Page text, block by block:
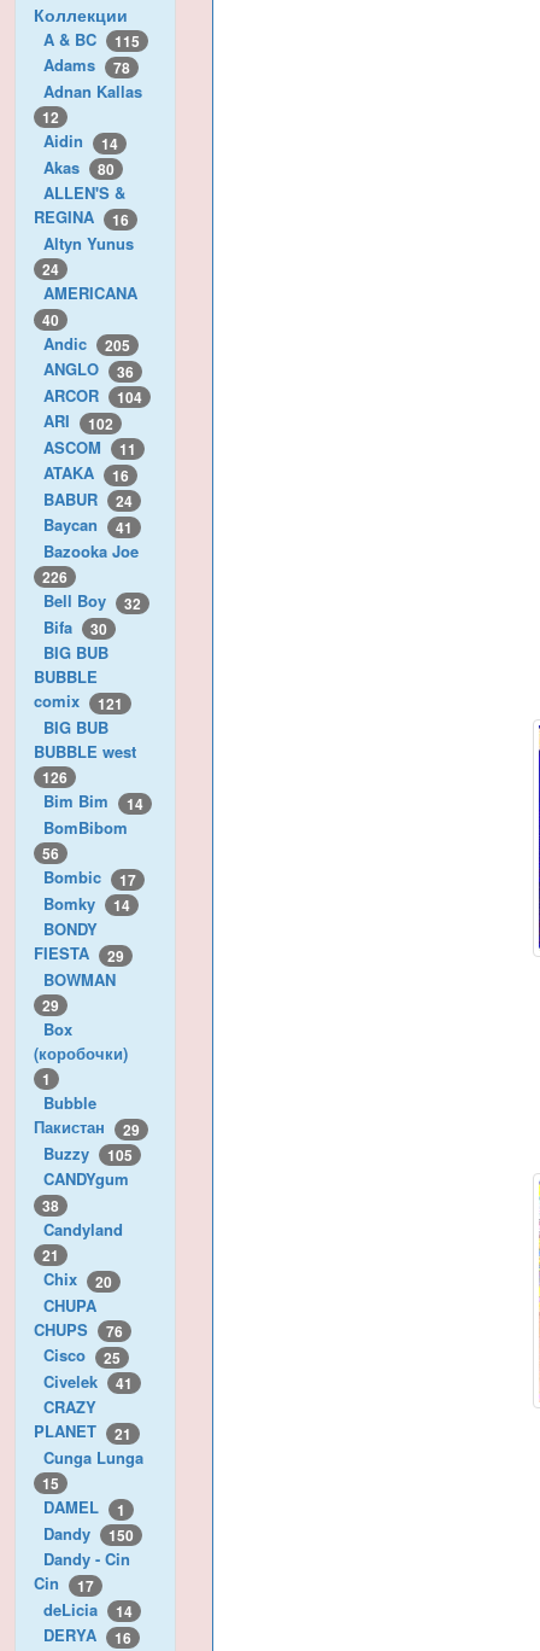
Коллекции
A & BC 115
Adams 78
Adnan Kallas
12
Aidin 14
Akas 80
ALLEN'S &
REGINA
16
Altyn Yunus
24
AMERICANA
40
Andic 205
ANGLO 36
ARCOR 104
ARI 102
ASCOM 11
ATAKA 16
BABUR 24
Baycan 41
Bazooka Joe
226
Bell Boy 32
Bifa 30
BIG BUB
BUBBLE
comix
121
BIG BUB
BUBBLE west
126
Bim Bim 14
BomBibom
56
Bombic 17
Bomky 14
BONDY
FIESTA
29
BOWMAN
29
Box
(коробочки)
1
Bubble
Пакистан
29
Buzzy 105
CANDYgum
38
Candyland
21
Chix 20
CHUPA
CHUPS
76
Cisco 25
Civelek 41
CRAZY
PLANET
21
Cunga Lunga
15
DAMEL 1
Dandy 150
Dandy - Cin
Cin
17
deLicia 14
DERYA 16